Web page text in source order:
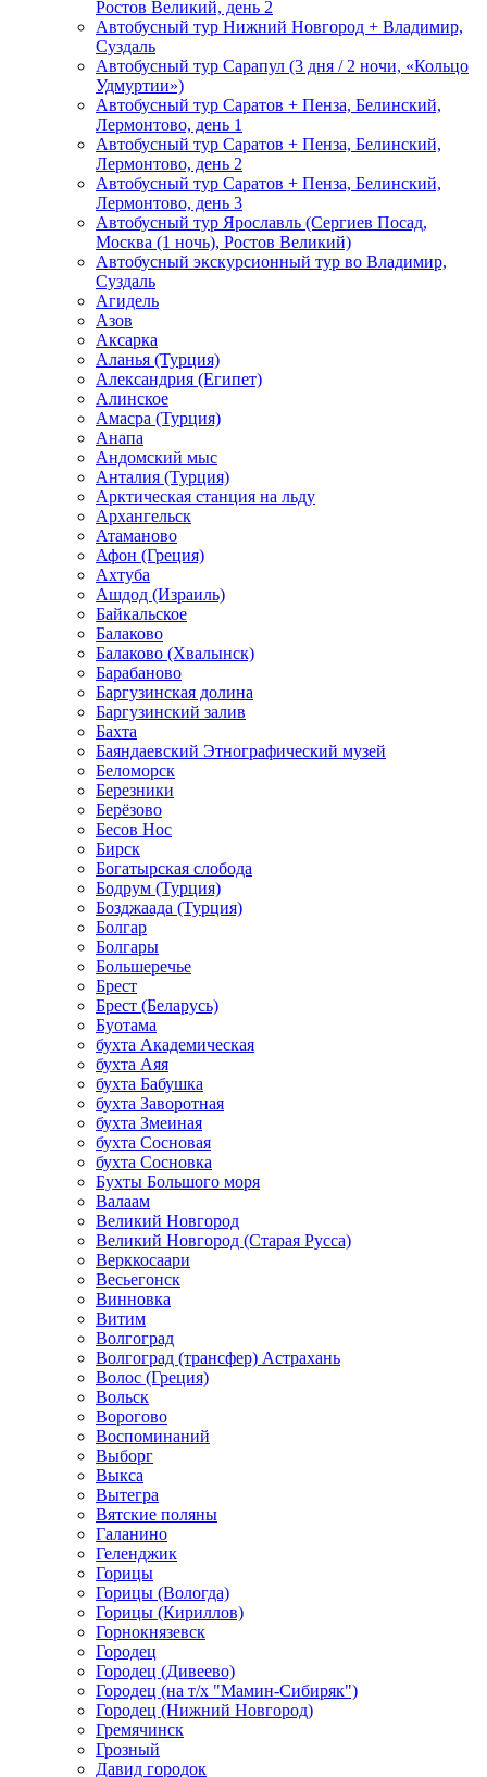
Ростов Великий, день 2
Автобусный тур Нижний Новгород + Владимир,
Суздаль
Автобусный тур Сарапул (3 дня / 2 ночи, «Кольцо
Удмуртии»)
Автобусный тур Саратов + Пенза, Белинский,
Лермонтово, день 1
Автобусный тур Саратов + Пенза, Белинский,
Лермонтово, день 2
Автобусный тур Саратов + Пенза, Белинский,
Лермонтово, день 3
Автобусный тур Ярославль (Сергиев Посад,
Москва (1 ночь), Ростов Великий)
Автобусный экскурсионный тур во Владимир,
Суздаль
Агидель
Азов
Аксарка
Аланья (Турция)
Александрия (Египет)
Алинское
Амасра (Турция)
Анапа
Андомский мыс
Анталия (Турция)
Арктическая станция на льду
Архангельск
Атаманово
Афон (Греция)
Ахтуба
Ашдод (Израиль)
Байкальское
Балаково
Балаково (Хвалынск)
Барабаново
Баргузинская долина
Баргузинский залив
Бахта
Баяндаевский Этнографический музей
Беломорск
Березники
Берёзово
Бесов Нос
Бирск
Богатырская слобода
Бодрум (Турция)
Бозджаада (Турция)
Болгар
Болгары
Большеречье
Брест
Брест (Беларусь)
Буотама
бухта Академическая
бухта Аяя
бухта Бабушка
бухта Заворотная
бухта Змеиная
бухта Сосновая
бухта Сосновка
Бухты Большого моря
Валаам
Великий Новгород
Великий Новгород (Старая Русса)
Верккосаари
Весьегонск
Винновка
Витим
Волгоград
Волгоград (трансфер) Астрахань
Волос (Греция)
Вольск
Ворогово
Воспоминаний
Выборг
Выкса
Вытегра
Вятские поляны
Галанино
Геленджик
Горицы
Горицы (Вологда)
Горицы (Кириллов)
Горнокнязевск
Городец
Городец (Дивеево)
Городец (на т/х "Мамин-Сибиряк")
Городец (Нижний Новгород)
Гремячинск
Грозный
Давид городок